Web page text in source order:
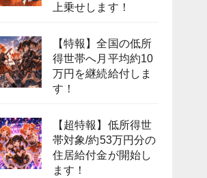
上乗せします！
【特報】全国の低所
得世帯へ月平均約10
万円を継続給付しま
す！
【超特報】低所得世
帯対象/約53万円分の
住居給付金が開始し
ます！